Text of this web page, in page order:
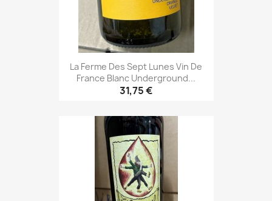
La Ferme Des Sept Lunes Vin De
France Blanc Underground...
31,75 €